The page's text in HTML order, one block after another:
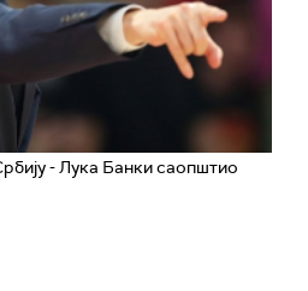
- Лука Банки саопштио